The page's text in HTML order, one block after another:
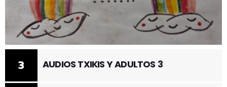
3 AUDIOS TXIKIS Y ADULTOS 3